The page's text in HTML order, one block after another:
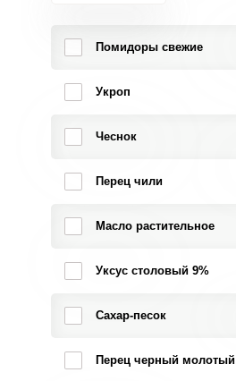
Помидоры свежие
Укроп
Чеснок
Перец чили
Масло растительное
Уксус столовый 9%
Сахар-песок
Перец черный молотый